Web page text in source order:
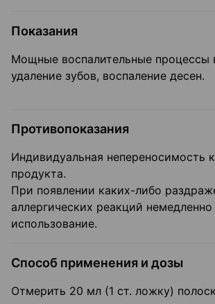
Показания
Мощные воспалительные процессы
удаление зубов, воспаление десен.
Противопоказания
Индивидуальная непереносимость
продукта.
При появлении каких-либо
аллергических реакций немедленно
использование.
Способ применения и дозы
Отмерить 20 мл (1 ст. ложку)